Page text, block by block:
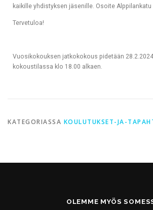
kaikille yhdistyksen jäsenille. Osoite Alppilankatu
Tervetuloa!
Vuosikokouksen jatkokokous pidetään
kokoustilassa klo 18.00 alkaen.
KATEGORIASSA KOULUTUKSET-JA-
OLEMME MYÖS